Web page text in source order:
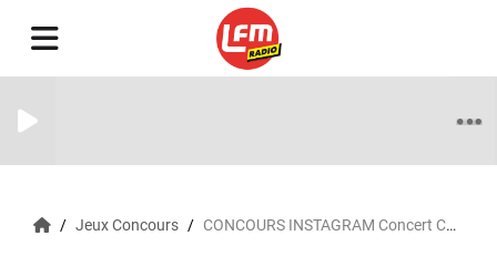
Jeux Concours CONCOURS INSTAGRAM Concert Carla & Jeck et Madame Monsieur au Trocadéro de Liège